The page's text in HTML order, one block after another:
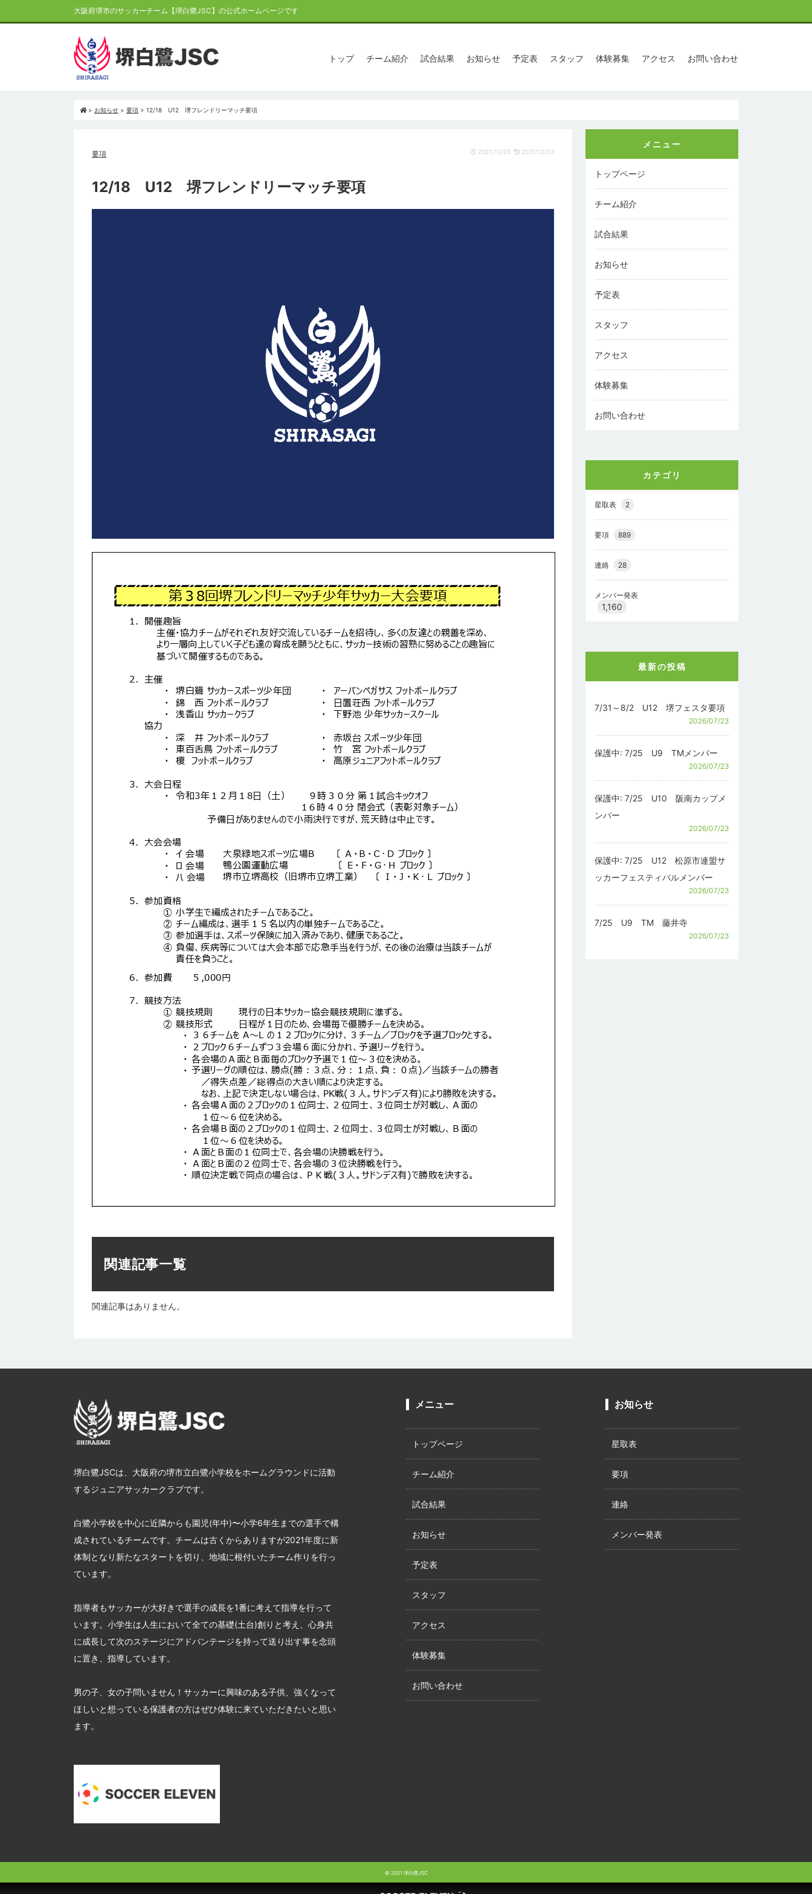
大阪府堺市のサッカーチーム【堺白鷺JSC】の公式ホームページです
トップ チーム紹介 試合結果 お知らせ 予定表 スタッフ 体験募集 アクセス お問い合わせ
> お知らせ > 要項 > 12/18 U12 堺フレンドリーマッチ要項
要項 2021/12/03 2021/12/03
12/18 U12 堺フレンドリーマッチ要項
関連記事一覧
関連記事はありません。
メニュー
トップページ
チーム紹介
試合結果
お知らせ
予定表
スタッフ
アクセス
体験募集
お問い合わせ
カテゴリ
星取表 2
要項 889
連絡 28
メンバー発表
1,160
最新の投稿
7/31～8/2 U12 堺フェスタ要項
2026/07/23
保護中: 7/25 U9 TMメンバー
2026/07/23
保護中: 7/25 U10 阪南カップメ
ンバー
2026/07/23
保護中: 7/25 U12 松原市連盟サ
ッカーフェスティバルメンバー
2026/07/23
7/25 U9 TM 藤井寺
2026/07/23
堺白鷺JSCは、大阪府の堺市立白鷺小学校をホームグラウンドに活動
するジュニアサッカークラブです。
白鷺小学校を中心に近隣からも園児(年中)〜小学6年生までの選手で構
成されているチームです。チームは古くからありますが2021年度に新
体制となり新たなスタートを切り、地域に根付いたチーム作りを行っ
ています。
指導者もサッカーが大好きで選手の成長を1番に考えて指導を行って
います。小学生は人生において全ての基礎(土台)創りと考え、心身共
に成長して次のステージにアドバンテージを持って送り出す事を念頭
に置き、指導しています。
男の子、女の子問いません！サッカーに興味のある子供、強くなって
ほしいと想っている保護者の方はぜひ体験に来ていただきたいと思い
ます。
メニュー
トップページ
チーム紹介
試合結果
お知らせ
予定表
スタッフ
アクセス
体験募集
お問い合わせ
お知らせ
星取表
要項
連絡
メンバー発表
© 2021 堺白鷺JSC